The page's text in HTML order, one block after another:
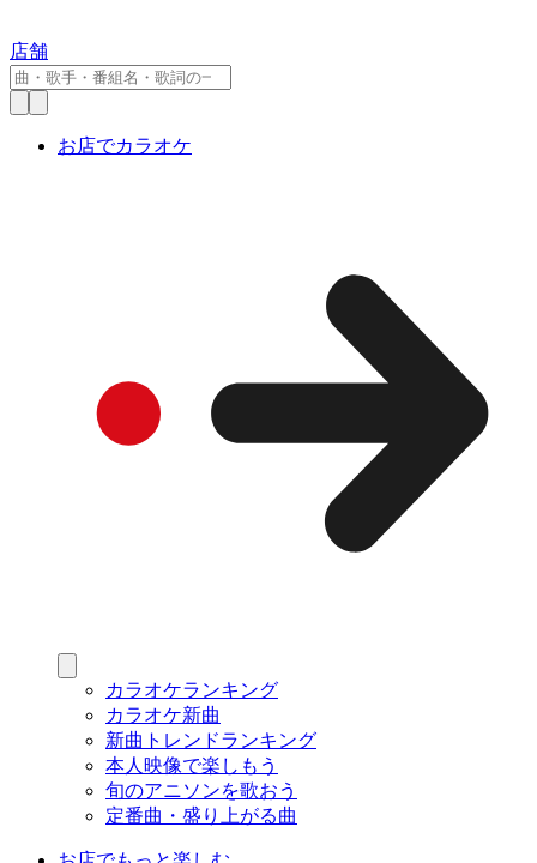
店舗
お店でカラオケ
カラオケランキング
カラオケ新曲
新曲トレンドランキング
本人映像で楽しもう
旬のアニソンを歌おう
定番曲・盛り上がる曲